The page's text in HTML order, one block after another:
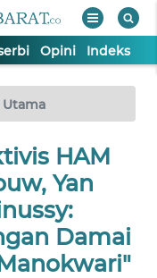
Opini Indeks
Utama
HAM
Yan
Damai